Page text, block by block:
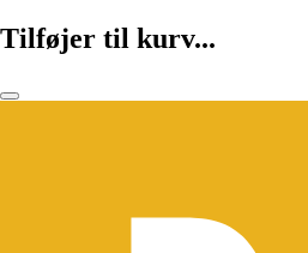
Tilføjer til kurv...